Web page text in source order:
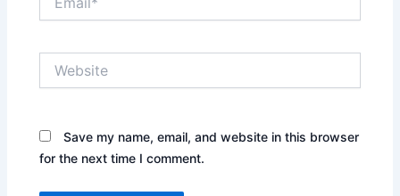
Save my name, email, and website in this browser
for the next time I comment.